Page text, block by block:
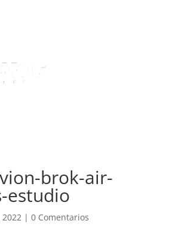
brok-air-
estudio
2022| 0 Comentarios